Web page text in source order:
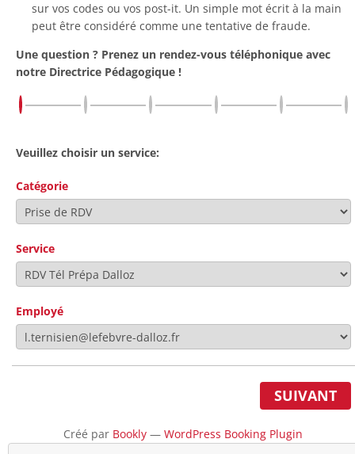
sur vos codes ou vos post-it. Un simple mot écrit à la main
peut être considéré comme une tentative de fraude.
Une question ? Prenez un rendez-vous téléphonique avec
notre Directrice Pédagogique !
Veuillez choisir un service:
Catégorie
Service
Employé
SUIVANT
Créé par Bookly —WordPress Booking Plugin